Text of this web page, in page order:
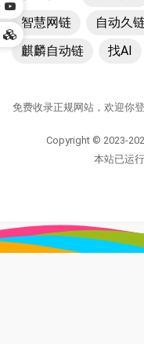
智慧网链
自动久
麒麟自动链
找AI
免费收录正规网站，欢迎你
Copyright © 2023-
本站已运